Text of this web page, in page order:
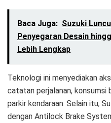
Baca Juga: Suzuki
Penyegaran Desain
Lebih Lengkap
Teknologi ini menyediakan
catatan perjalanan, konsumsi
parkir kendaraan. Selain itu,
dengan Antilock Brake